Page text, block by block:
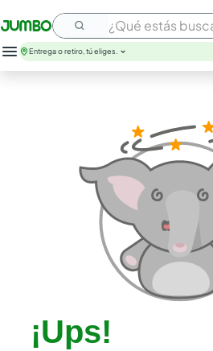
¿Qué estás buscando?
Entrega o retiro, tú eliges.
¡Ups!